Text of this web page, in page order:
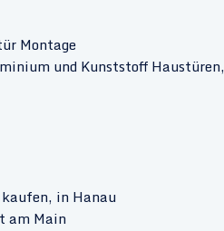
Montage
und Kunststoff Haustüren,
in Hanau
am Main